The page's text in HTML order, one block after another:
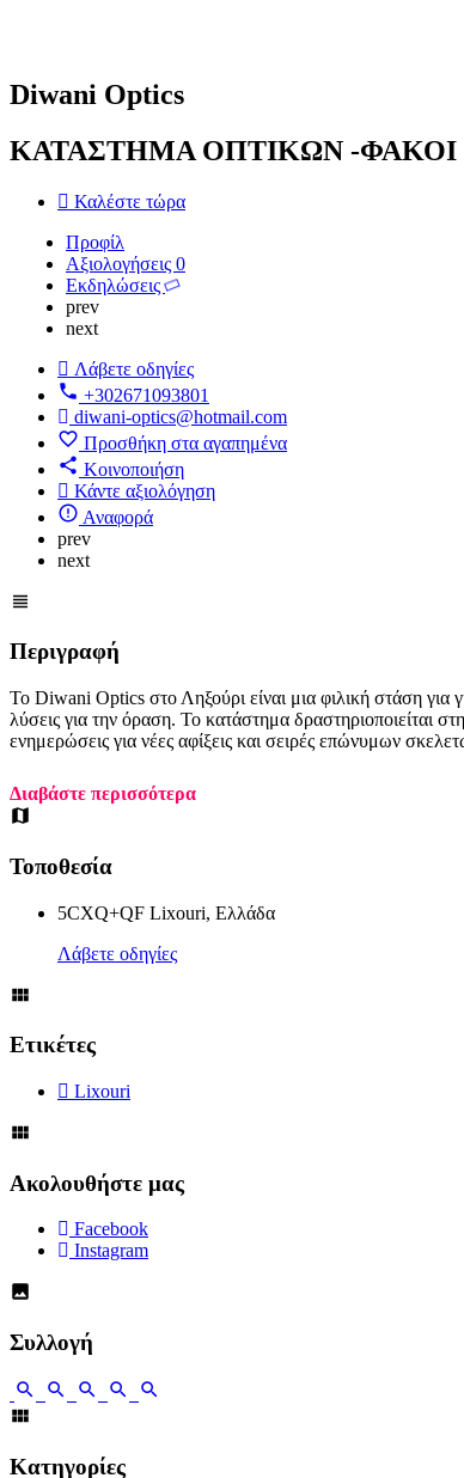
Diwani Optics
ΚΑΤΑΣΤΗΜΑ ΟΠΤΙΚΩΝ -
Καλέστε τώρα
Προφίλ
Αξιολογήσεις 0
Εκδηλώσεις
prev
next
Λάβετε οδηγίες
+302671093801
diwani-optics@hotmail.com
Προσθήκη στα αγαπημένα
Κοινοποιήση
Κάντε αξιολόγηση
Αναφορά
prev
next
Περιγραφή
Το Diwani Optics στο Ληξούρι είναι μια φιλική στάση για
λύσεις για την όραση. Το κατάστημα δραστηριοποιείται
ενημερώσεις για νέες αφίξεις και σειρές επώνυμων
Διαβάστε περισσότερα
Τοποθεσία
5CXQ+QF Lixouri, Ελλάδα
Λάβετε οδηγίες
Ετικέτες
Lixouri
Ακολουθήστε μας
Facebook
Instagram
Συλλογή
Κατηγορίες